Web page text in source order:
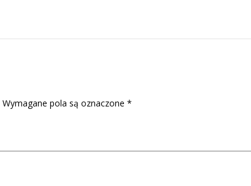
Wymagane pola są oznaczone *